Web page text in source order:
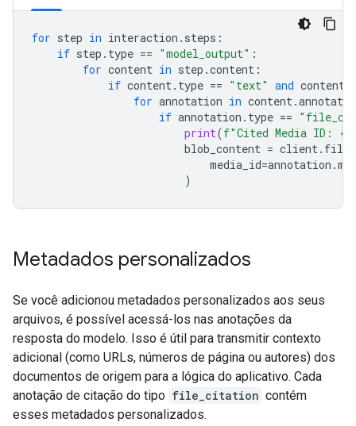
for step in interaction . steps :
if step . type == "model_output" :
for content in step .content :
if content. type == "text" and content
for annotation in content.
if annotation . type ==
print(f"Cited Media ID: {
blob_content = client.
media_id=annotation .
)
Metadados personalizados
Se você adicionou metadados personalizados aos seus
arquivos, é possível acessá-los nas anotações da
resposta do modelo. Isso é útil para transmitir contexto
adicional (como URLs, números de página ou autores) dos
documentos de origem para a lógica do aplicativo. Cada
anotação de citação do tipo file_citation contém
esses metadados personalizados.